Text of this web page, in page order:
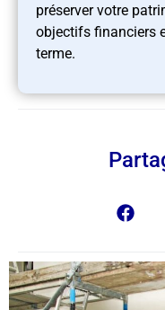
préserver votre
objectifs financiers
terme.